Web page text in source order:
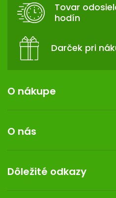
Tovar
hodín
Darček pri
O nákupe
Reklamácia a vrátenie tovaru
Doprava a platba
Darček k nákupu
O nás
Kontakt
Dermocentrum
Dôležité odkazy